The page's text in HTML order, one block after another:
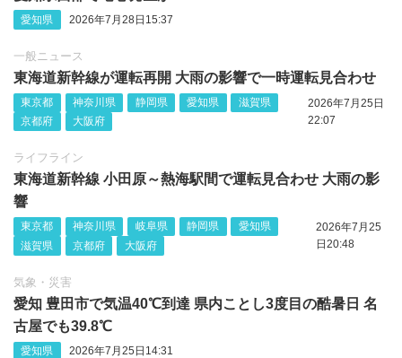
愛知県 2026年7月28日15:37
一般ニュース
東海道新幹線が運転再開 大雨の影響で一時運転見合わせ
東京都 神奈川県 静岡県 愛知県
滋賀県
京都府
大阪府
2026年7月25日
22:07
ライフライン
東海道新幹線 小田原～熱海駅間で運転見合わせ 大雨の影
響
東京都 神奈川県 岐阜県 静岡県
愛知県
滋賀県
京都府 大阪府
2026年7月25
日20:48
気象・災害
愛知 豊田市で気温40℃到達 県内ことし3度目の酷暑日 名
古屋でも39.8℃
愛知県 2026年7月25日14:31